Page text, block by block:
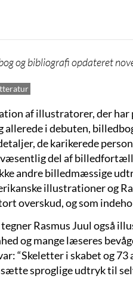
og bibliografi opdateret
af illustratorer, der
i debuten,
de karikerede
del af
andre billedmæssige
illustrationer og
overskud, og som
Rasmus Juul også
og mange læseres
“Skeletter i skabet og
sproglige udtryk til